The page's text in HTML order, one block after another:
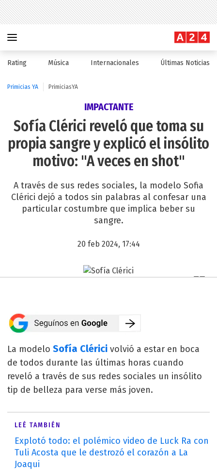
Rating Música Internacionales Últimas Noticias
Primicias YA PrimiciasYA
IMPACTANTE
Sofía Clérici reveló que toma su
propia sangre y explicó el insólito
motivo: "A veces en shot"
A través de sus redes sociales, la modelo Sofia
Clérici dejó a todos sin palabras al confesar una
particular costumbre que implica beber su
sangre.
20 feb 2024, 17:44
La modelo Sofía Clérici volvió a estar en boca
de todos durante las últimas horas cuando
reveló a través de sus redes sociales un insólito
tip de belleza para verse más joven.
LEÉ TAMBIÉN
Explotó todo: el polémico video de Luck Ra con
Tuli Acosta que le destrozó el corazón a La
Joaqui